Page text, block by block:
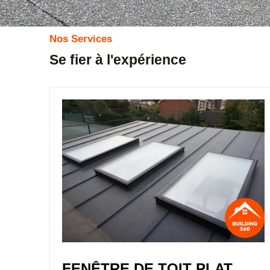
Nos Services
Se fier à l'expérience